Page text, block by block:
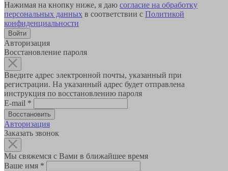
Нажимая на кнопку ниже, я даю согласие на обработку
персональных данных в соответствии с Политикой
конфиденциальности
Авторизация
Восстановление пароля
Введите адрес электронной почты, указанный при
регистрации. На указанный адрес будет отправлена
инструкция по восстановлению пароля
E-mail *
Авторизация
Заказать звонок
Мы свяжемся с Вами в ближайшее время
Ваше имя *